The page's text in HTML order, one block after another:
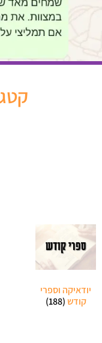
יודאיקה וספרי
קודש(188)